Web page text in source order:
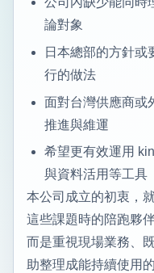
論對象
日本總部的方針或
行的做法
面對台灣供應商或
推進與維運
希望更有效運用
與資料活用等工具
本公司成立的初衷，
這些課題時的陪跑夥
而是重視現場業務、
助整理成能持續使用